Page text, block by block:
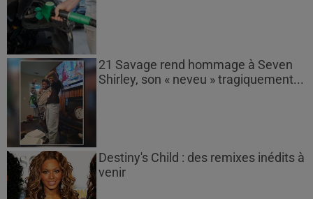
21 Savage rend hommage à Seven
Shirley, son « neveu » tragiquement...
Destiny's Child : des remixes inédits à
venir